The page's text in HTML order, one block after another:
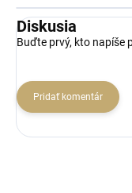
Diskusia
Buďte prvý, kto napíše
Pridať komentár